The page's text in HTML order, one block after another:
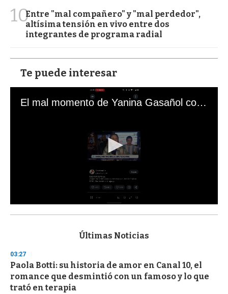
10Entre "mal compañero" y "mal perdedor",
altísima tensión en vivo entre dos
integrantes de programa radial
Te puede interesar
El mal momento de Yanina Gasañol con un hincha argentino en "Subrayado"
s
d
s
o
f
3
Últimas Noticias
03:27
Paola Botti: su historia de amor en Canal 10, el
romance que desmintió con un famoso y lo que
trató en terapia